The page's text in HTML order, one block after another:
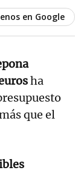
en Google
ha
que el